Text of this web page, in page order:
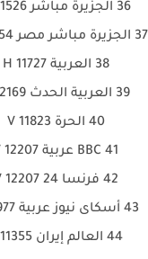
36 الجزيرة مباشر 11526 H
37 الجزيرة مباشر مصر 10854 H
38 العربية 11727 H
39 العربية الحدث 12169 V
40 الحرة 11823 V
41 BBC عربية 12207 V
42 فرنسا 24 12207 V
43 أسكاى نيوز عربية 11977 V
44 العالم إيران 11355 V